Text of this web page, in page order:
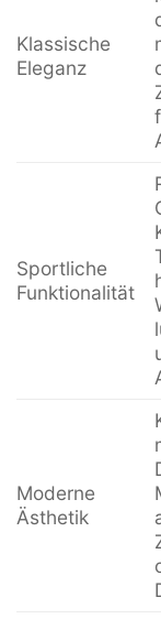
Klassische
Eleganz
Sportliche
Funktionalität
Moderne
Ästhetik